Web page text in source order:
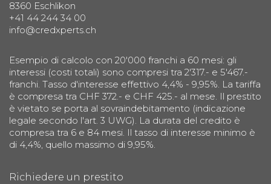
8360 Eschlikon
+41 44 244 34 00
info@credxperts.ch
Esempio di calcolo con 20'000 franchi a 60 mesi: gli
interessi (costi totali) sono compresi tra 2'317.- e 5'467.-
franchi. Tasso d'interesse effettivo 4,4% - 9,95%. La tariffa
è compresa tra CHF 372.- e CHF 425.- al mese. Il prestito
è vietato se porta al sovraindebitamento (indicazione
legale secondo l'art. 3 UWG). La durata del credito è
compresa tra 6 e 84 mesi. Il tasso di interesse minimo è
di 4,4%, quello massimo di 9,95%.
Richiedere un prestito